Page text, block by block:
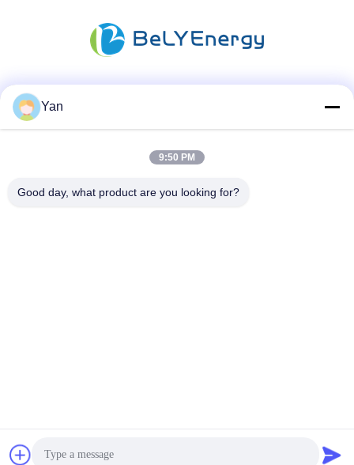
autorskie © 2021-2026 Shenzhen Bely Energy Technology Co.,
Ltd. . Wszelkie prawa zastrzeżone.
Yan
9:50 PM
Good day, what product are you looking for?